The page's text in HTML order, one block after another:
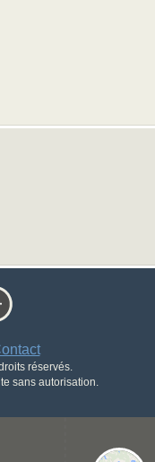
réservés.
sans autorisation.